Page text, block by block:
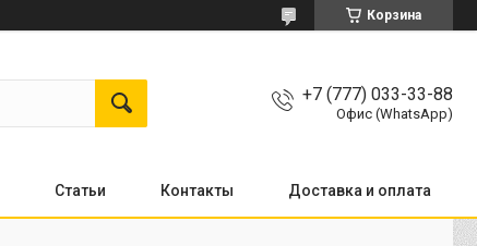
Корзина
+7 (777) 033-33-88
Офис (WhatsApp)
Статьи Контакты Доставка и оплата